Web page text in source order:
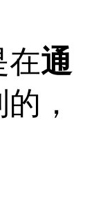
在通
的，